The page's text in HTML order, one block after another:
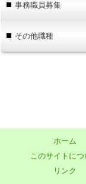
事務職員募集
その他職種
ホーム
このサイトにつ
リンク